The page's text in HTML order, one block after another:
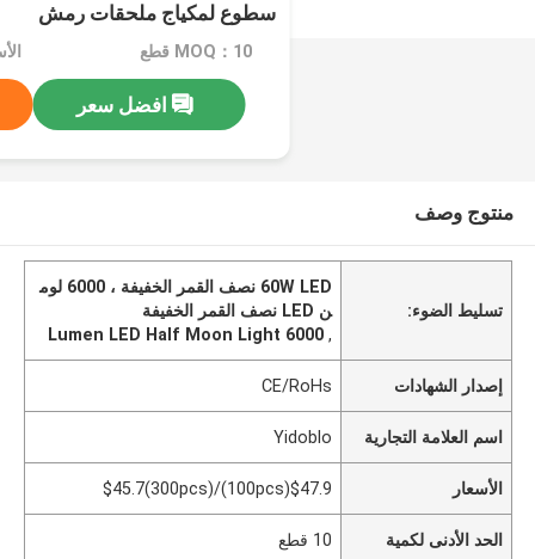
سطوع لمكياج ملحقات رمش
MOQ：10 قطع
افضل سعر
منتوج وصف
تسليط الضوء:
60W LED نصف القمر الخفيفة ، 6000 لوم
ن LED نصف القمر الخفيفة
,
6000 Lumen LED Half Moon Light
إصدار الشهادات CE/RoHs
اسم العلامة التجارية Yidoblo
الأسعار $47.9(100pcs)/$45.7(300pcs)
الحد الأدنى لكمية 10 قطع